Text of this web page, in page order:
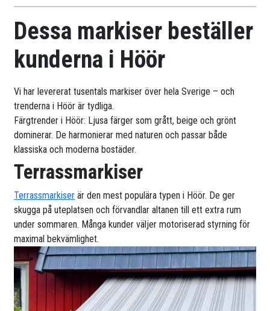
Dessa markiser beställer
kunderna i Höör
Vi har levererat tusentals markiser över hela Sverige – och
trenderna i Höör är tydliga.
Färgtrender i Höör: Ljusa färger som grått, beige och grönt
dominerar. De harmonierar med naturen och passar både
klassiska och moderna bostäder.
Terrassmarkiser
Terrassmarkiser är den mest populära typen i Höör. De ger
skugga på uteplatsen och förvandlar altanen till ett extra rum
under sommaren. Många kunder väljer motoriserad styrning för
maximal bekvämlighet.